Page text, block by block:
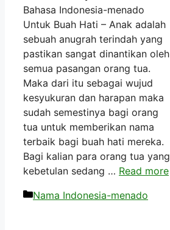
Bahasa Indonesia-menado
Untuk Buah Hati – Anak adalah
sebuah anugrah terindah yang
pastikan sangat dinantikan oleh
semua pasangan orang tua.
Maka dari itu sebagai wujud
kesyukuran dan harapan maka
sudah semestinya bagi orang
tua untuk memberikan nama
terbaik bagi buah hati mereka.
Bagi kalian para orang tua yang
kebetulan sedang … Read more
Kategori
Nama Indonesia-menado